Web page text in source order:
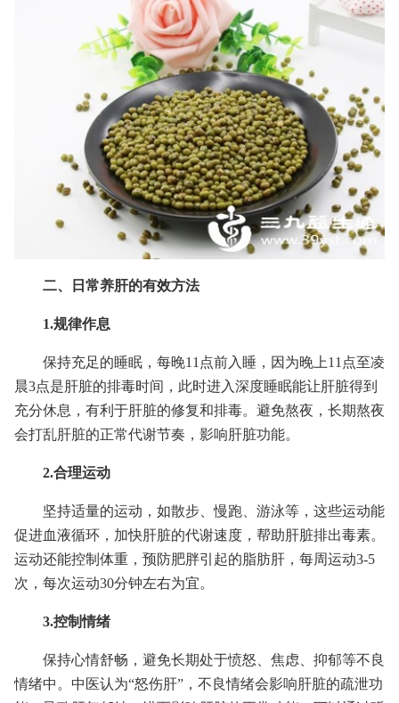
二、日常养肝的有效方法
1.规律作息
保持充足的睡眠，每晚11点前入睡，因为晚上11点至凌
晨3点是肝脏的排毒时间，此时进入深度睡眠能让肝脏得到
充分休息，有利于肝脏的修复和排毒。避免熬夜，长期熬夜
会打乱肝脏的正常代谢节奏，影响肝脏功能。
2.合理运动
坚持适量的运动，如散步、慢跑、游泳等，这些运动能
促进血液循环，加快肝脏的代谢速度，帮助肝脏排出毒素。
运动还能控制体重，预防肥胖引起的脂肪肝，每周运动3-5
次，每次运动30分钟左右为宜。
3.控制情绪
保持心情舒畅，避免长期处于愤怒、焦虑、抑郁等不良
情绪中。中医认为“怒伤肝”，不良情绪会影响肝脏的疏泄功